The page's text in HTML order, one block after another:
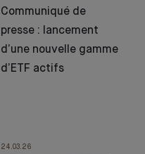
Communiqué de
presse : lancement
d’une nouvelle gamme
d’ETF actifs
24.03.26